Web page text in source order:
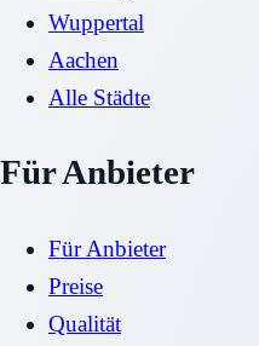
Wuppertal
Aachen
Alle Städte
Für Anbieter
Für Anbieter
Preise
Qualität